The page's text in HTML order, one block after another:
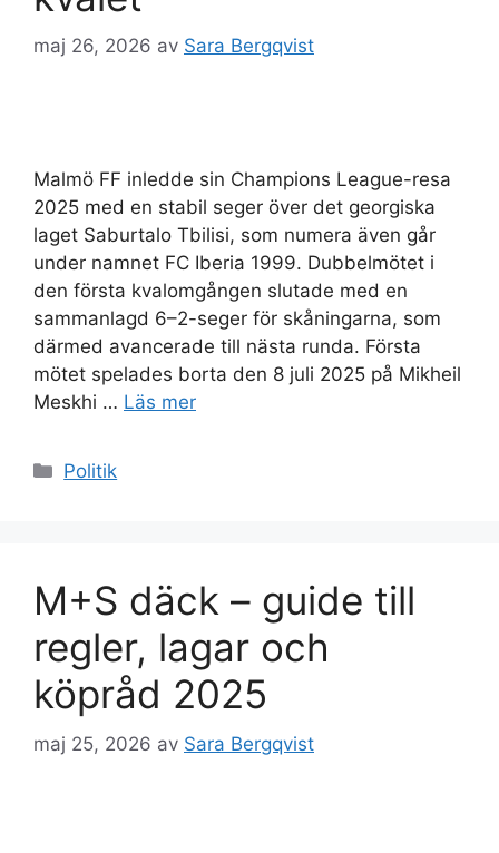
maj 26, 2026 av Sara Bergqvist
Malmö FF inledde sin Champions League-resa
2025 med en stabil seger över det georgiska
laget Saburtalo Tbilisi, som numera även går
under namnet FC Iberia 1999. Dubbelmötet i
den första kvalomgången slutade med en
sammanlagd 6–2-seger för skåningarna, som
därmed avancerade till nästa runda. Första
mötet spelades borta den 8 juli 2025 på Mikheil
Meskhi … Läs mer
Kategorier
Politik
M+S däck – guide till
regler, lagar och
köpråd 2025
maj 25, 2026 av Sara Bergqvist